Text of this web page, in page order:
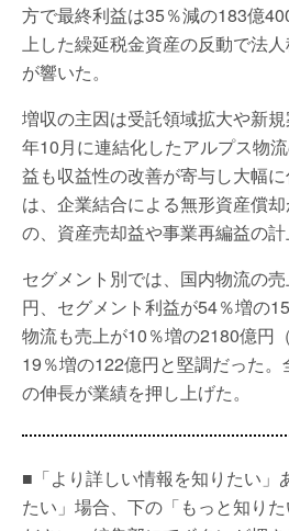
方で最終利益は35％減の183億
上した繰延税金資産の反動で法
が響いた。
増収の主因は受託領域拡大や新
年10月に連結化したアルプス物
益も収益性の改善が寄与し大幅
は、企業結合による無形資産償
の、資産売却益や事業再編益の計
セグメント別では、国内物流の
円、セグメント利益が54％増の
物流も売上が10％増の2180億円
19％増の122億円と堅調だった
の伸長が業績を押し上げた。
■「より詳しい情報を知りたい」
たい」場合、下の「もっと知り